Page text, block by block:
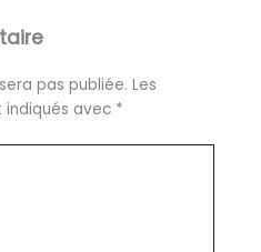
pas publiée. Les
indiqués avec *